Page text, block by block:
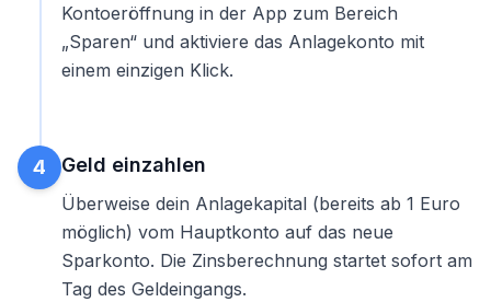
Kontoeröffnung in der App zum Bereich
„Sparen“ und aktiviere das Anlagekonto mit
einem einzigen Klick.
4 Geld einzahlen
Überweise dein Anlagekapital (bereits ab 1 Euro
möglich) vom Hauptkonto auf das neue
Sparkonto. Die Zinsberechnung startet sofort am
Tag des Geldeingangs.